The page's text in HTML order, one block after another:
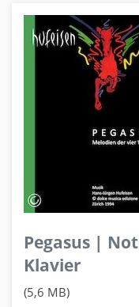
Pegasus |
Klavier
(5,6 MB)